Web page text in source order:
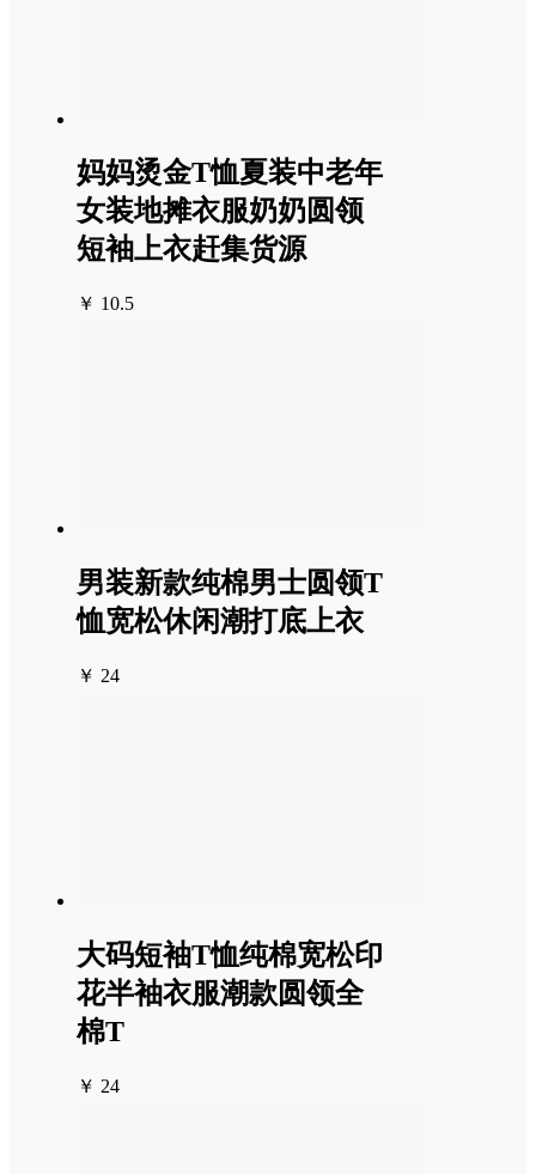
妈妈烫金T恤夏装中老年
女装地摊衣服奶奶圆领
短袖上衣赶集货源
￥ 10.5
男装新款纯棉男士圆领T
恤宽松休闲潮打底上衣
￥ 24
大码短袖T恤纯棉宽松印
花半袖衣服潮款圆领全
棉T
￥ 24